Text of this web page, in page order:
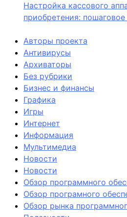
Настройка кассового
приобретения:
Авторы проекта
Антивирусы
Архиваторы
Без рубрики
Бизнес и финансы
Графика
Игры
Интернет
Информация
Мультимедиа
Новости
Новости
Обзор программного
Обзор програмного
Обзор рынка